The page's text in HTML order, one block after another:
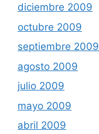
diciembre 2009
octubre 2009
septiembre 2009
agosto 2009
julio 2009
mayo 2009
abril 2009